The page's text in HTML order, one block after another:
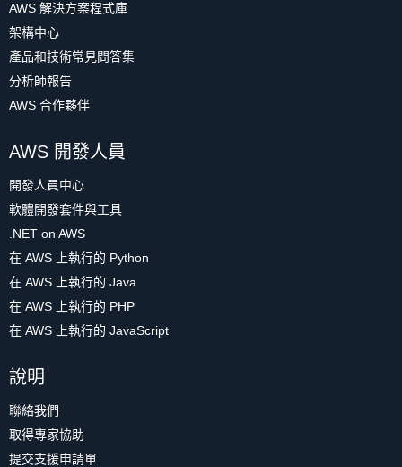
AWS 解決方案程式庫
架構中心
產品和技術常見問答集
分析師報告
AWS 合作夥伴
AWS 開發人員
開發人員中心
軟體開發套件與工具
.NET on AWS
在 AWS 上執行的 Python
在 AWS 上執行的 Java
在 AWS 上執行的 PHP
在 AWS 上執行的 JavaScript
說明
聯絡我們
取得專家協助
提交支援申請單